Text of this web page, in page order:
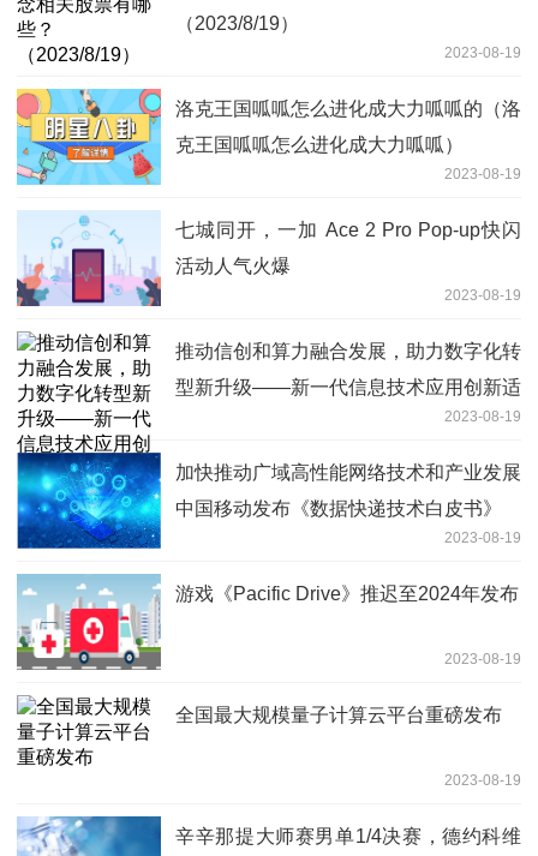
（2023/8/19）
2023-08-19
洛克王国呱呱怎么进化成大力呱呱的（洛
克王国呱呱怎么进化成大力呱呱）
2023-08-19
七城同开，一加 Ace 2 Pro Pop-up快闪
活动人气火爆
2023-08-19
推动信创和算力融合发展，助力数字化转
型新升级——新一代信息技术应用创新适
2023-08-19
加快推动广域高性能网络技术和产业发展
中国移动发布《数据快递技术白皮书》
2023-08-19
游戏《Pacific Drive》推迟至2024年发布
2023-08-19
全国最大规模量子计算云平台重磅发布
2023-08-19
辛辛那提大师赛男单1/4决赛，德约科维